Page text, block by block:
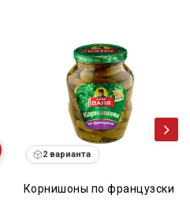
2 варианта
Корнишоны по французски